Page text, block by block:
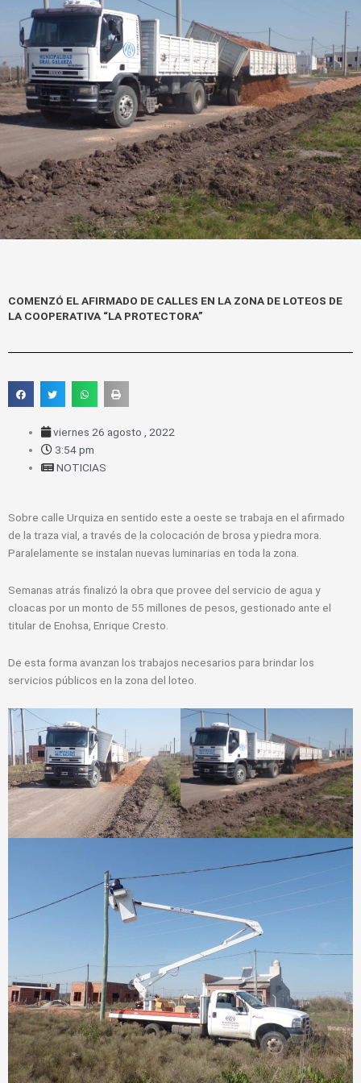
k
COMENZÓ EL AFIRMADO DE CALLES EN LA ZONA DE LOTEOS DE
LA COOPERATIVA “LA PROTECTORA”
viernes 26 agosto , 2022
3:54 pm
NOTICIAS
Sobre calle Urquiza en sentido este a oeste se trabaja en el afirmado
de la traza vial, a través de la colocación de brosa y piedra mora.
Paralelamente se instalan nuevas luminarias en toda la zona.
Semanas atrás finalizó la obra que provee del servicio de agua y
cloacas por un monto de 55 millones de pesos, gestionado ante el
titular de Enohsa, Enrique Cresto.
De esta forma avanzan los trabajos necesarios para brindar los
servicios públicos en la zona del loteo.